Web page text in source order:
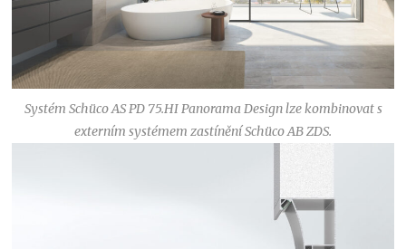
Systém Schüco AS PD 75.HI Panorama Design lze kombinovat s
externím systémem zastínění Schüco AB ZDS.